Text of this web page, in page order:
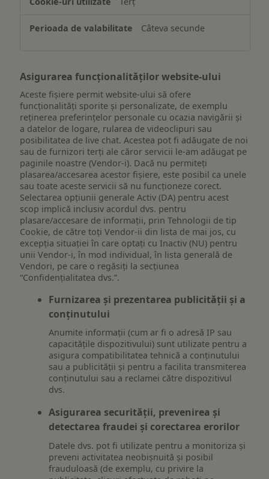
pe
dispozitiv
Câteva secunde
Asigurarea funcționalităților website-ului
Aceste fișiere permit website-ului să ofere
funcționalități sporite și personalizate, de exemplu
reţinerea preferinţelor personale cu ocazia navigării și
a datelor de logare, rularea de videoclipuri sau
posibilitatea de live chat. Acestea pot fi adăugate de noi
sau de furnizori terți ale căror servicii le-am adăugat pe
paginile noastre (Vendor-i). Dacă nu permiteți
plasarea/accesarea acestor fișiere, este posibil ca unele
sau toate aceste servicii să nu funcționeze corect.
Selectarea opțiunii generale Activ (DA) pentru acest
scop implică inclusiv acordul dvs. pentru
plasare/accesare de informații, prin Tehnologii de tip
Cookie, de către toți Vendor-ii din lista de mai jos, cu
excepția situației în care optați cu Inactiv (NU) pentru
unii Vendor-i, în mod individual, în lista generală de
Vendori, pe care o regăsiți la secțiunea
“Confidențialitatea dvs.”.
Furnizarea și prezentarea publicității și a
conținutului
Anumite informații (cum ar fi o adresă IP sau
capacitățile dispozitivului) sunt utilizate pentru a
asigura compatibilitatea tehnică a conținutului
sau a publicității și pentru a facilita transmiterea
conținutului sau a reclamei către dispozitivul
dvs.
Asigurarea securității, prevenirea și
detectarea fraudei și corectarea erorilor
Datele dvs. pot fi utilizate pentru a monitoriza și
preveni activitatea neobișnuită și posibil
frauduloasă (de exemplu, cu privire la